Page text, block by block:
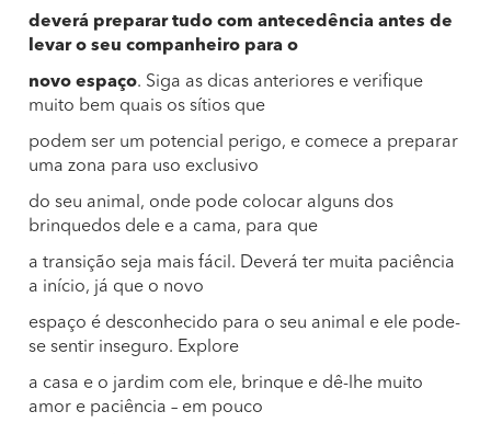
deverá preparar tudo com antecedência antes de
levar o seu companheiro para o
novo espaço. Siga as dicas anteriores e verifique
muito bem quais os sítios que
podem ser um potencial perigo, e comece a preparar
uma zona para uso exclusivo
do seu animal, onde pode colocar alguns dos
brinquedos dele e a cama, para que
a transição seja mais fácil. Deverá ter muita paciência
a início, já que o novo
espaço é desconhecido para o seu animal e ele pode-
se sentir inseguro. Explore
a casa e o jardim com ele, brinque e dê-lhe muito
amor e paciência – em pouco